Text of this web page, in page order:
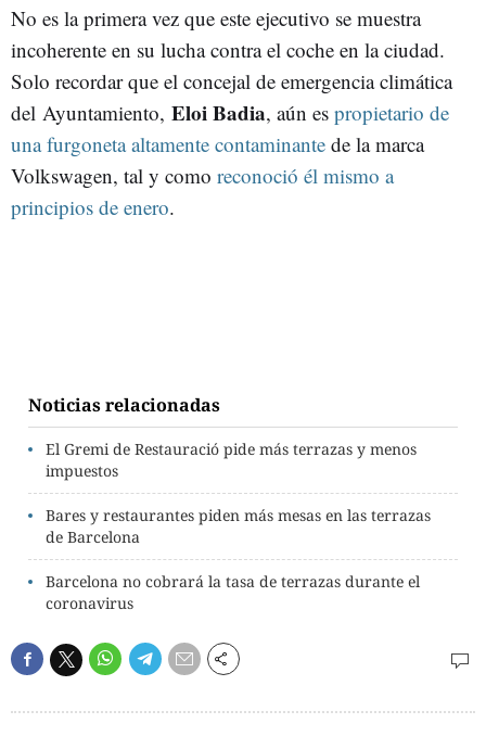
No es la primera vez que este ejecutivo se muestra
incoherente en su lucha contra el coche en la ciudad.
Solo recordar que el concejal de emergencia climática
del Ayuntamiento, Eloi Badia, aún es propietario de
una furgoneta altamente contaminante de la marca
Volkswagen, tal y como reconoció él mismo a
principios de enero.
Noticias relacionadas
El Gremi de Restauració pide más terrazas y menos
impuestos
Bares y restaurantes piden más mesas en las terrazas
de Barcelona
Barcelona no cobrará la tasa de terrazas durante el
coronavirus